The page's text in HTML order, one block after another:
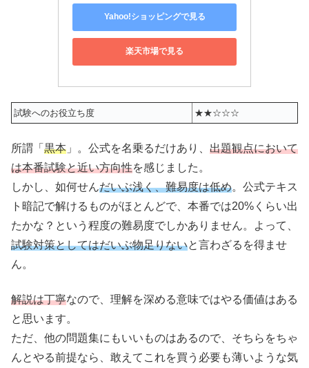
Yahoo!ショッピングで見る
楽天市場で見る
試験へのお役立ち度 ★★☆☆☆
所謂「 黒本 」。公式を名乗るだけあり、 出題観点において
は本番試験と近い方向性を感じました。
しかし、如何せんだいぶ浅く、難易度は低め。公式テキス
ト暗記で解けるものがほとんどで、本番では20%くらい出
たかな？という程度の難易度でしかありません。よって、
試験対策としてはだいぶ物足りないと言わざるを得ませ
ん。
解説は丁寧なので、理解を深める意味ではやる価値はある
と思います。
ただ、他の問題集にもいいものはあるので、そちらをちゃ
んとやる前提なら、敢えてこれを買う必要も薄いような気